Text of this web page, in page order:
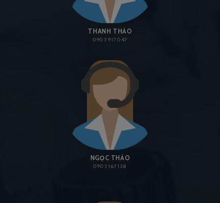
THANH THẢO
0903 917 047
NGỌC THẢO
0903 167 138